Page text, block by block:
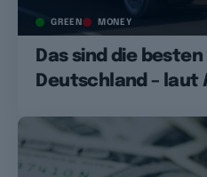
GREEN MONEY
Das sind die
Deutschland – laut